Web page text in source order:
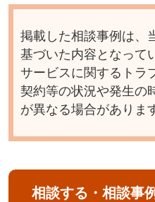
掲載した相談事例は、
基づいた内容となって
サービスに関するトラ
契約等の状況や発生の
が異なる場合がありま
相談する・相談事